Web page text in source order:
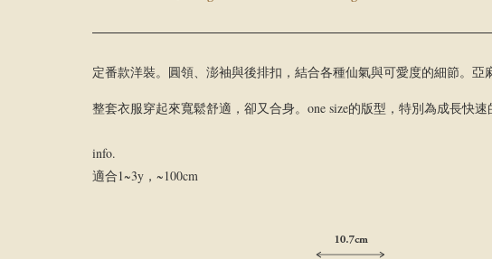
定番款洋裝。圓領、澎袖與後排扣，結合各種仙氣與可愛度的細節。
整套衣服穿起來寬鬆舒適，卻又合身。one size的版型，特別為成長快
info.
適合1~3y，~100cm